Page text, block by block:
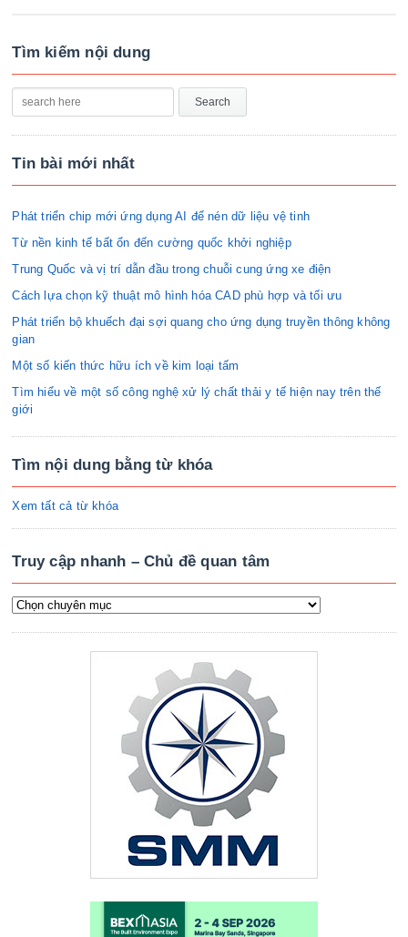
Tìm kiếm nội dung
Tin bài mới nhất
Phát triển chip mới ứng dụng AI để nén dữ liệu vệ tinh
Từ nền kinh tế bất ổn đến cường quốc khởi nghiệp
Trung Quốc và vị trí dẫn đầu trong chuỗi cung ứng xe điện
Cách lựa chọn kỹ thuật mô hình hóa CAD phù hợp và tối ưu
Phát triển bộ khuếch đại sợi quang cho ứng dụng truyền thông không
gian
Một số kiến thức hữu ích về kim loại tấm
Tìm hiểu về một số công nghệ xử lý chất thải y tế hiện nay trên thế
giới
Tìm nội dung bằng từ khóa
Xem tất cả từ khóa
Truy cập nhanh – Chủ đề quan tâm